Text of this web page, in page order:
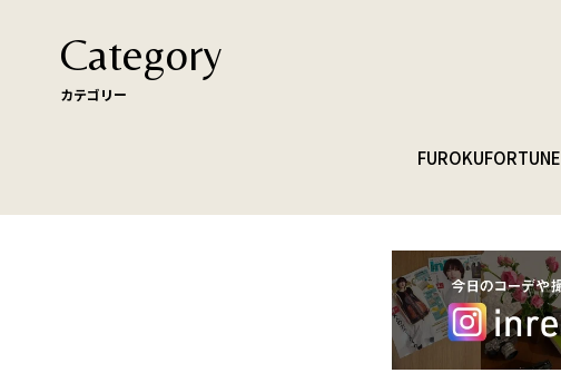
Category
カテゴリー
FUROKUFORTUNE